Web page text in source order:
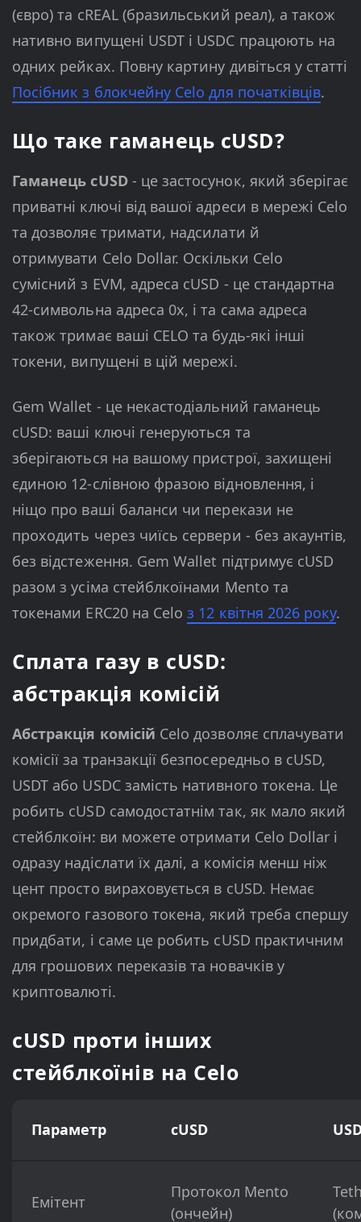
(євро) та cREAL (бразильський реал), а також
нативно випущені USDT і USDC працюють на
одних рейках. Повну картину дивіться у статті
Посібник з блокчейну Celo для початківців.
Що таке гаманець cUSD?
Гаманець cUSD- це застосунок, який зберігає
приватні ключі від вашої адреси в мережі Celo
та дозволяє тримати, надсилати й
отримувати Celo Dollar. Оскільки Celo
сумісний з EVM, адреса cUSD - це стандартна
42-символьна адреса 0x, і та сама адреса
також тримає ваші CELO та будь-які інші
токени, випущені в цій мережі.
Gem Wallet - це некастодіальний гаманець
cUSD: ваші ключі генеруються та
зберігаються на вашому пристрої, захищені
єдиною 12-слівною фразою відновлення, і
ніщо про ваші баланси чи перекази не
проходить через чиїсь сервери - без акаунтів,
без відстеження. Gem Wallet підтримує cUSD
разом з усіма стейблкоїнами Mento та
токенами ERC20 на Celoз 12 квітня 2026 року.
Сплата газу в cUSD:
абстракція комісій
Абстракція комісій Celo дозволяє сплачувати
комісії за транзакції безпосередньо в cUSD,
USDT або USDC замість нативного токена. Це
робить cUSD самодостатнім так, як мало який
стейблкоїн: ви можете отримати Celo Dollar і
одразу надіслати їх далі, а комісія менш ніж
цент просто вираховується в cUSD. Немає
окремого газового токена, який треба спершу
придбати, і саме це робить cUSD практичним
для грошових переказів та новачків у
криптовалюті.
cUSD проти інших
стейблкоїнів на Celo
Параметр cUSD
Емітент
Протокол Mento
(ончейн)